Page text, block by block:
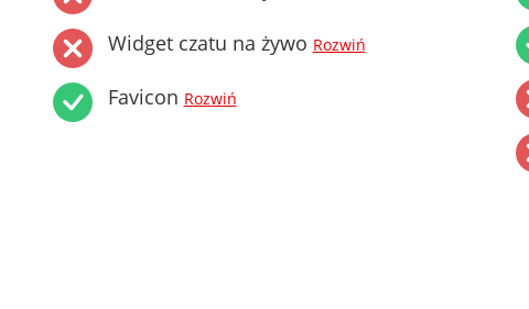
Widget czatu na żywo Rozwiń
Favicon Rozwiń